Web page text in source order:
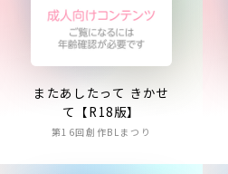
またあしたって きかせ
て【R18版】
第16回創作BLまつり